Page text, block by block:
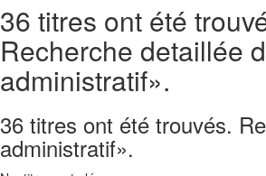
36 titres ont été
Recherche detaillée
administratif».
36 titres ont été trouvés.
administratif».